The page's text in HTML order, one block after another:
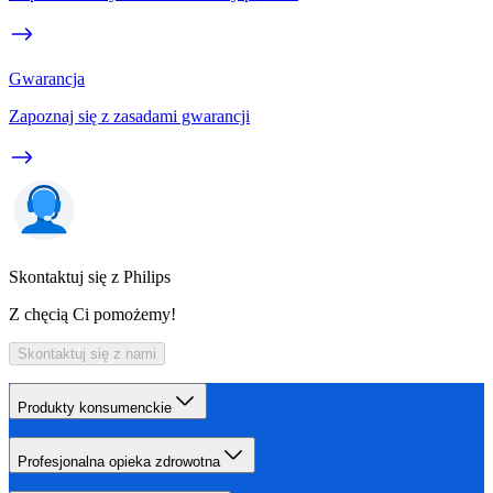
Gwarancja
Zapoznaj się z zasadami gwarancji
Skontaktuj się z Philips
Z chęcią Ci pomożemy!
Skontaktuj się z nami
Produkty konsumenckie
Profesjonalna opieka zdrowotna